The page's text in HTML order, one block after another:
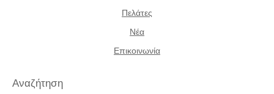
Πελάτες
Νέα
Επικοινωνία
Αναζήτηση